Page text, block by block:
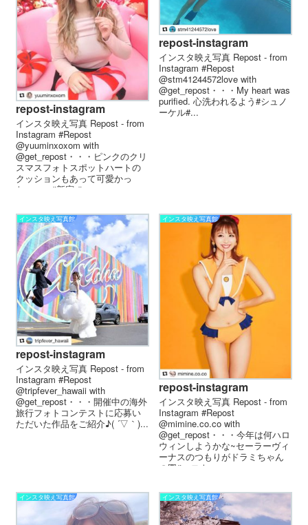
repost-instagram
インスタ映え写真 Repost - from
Instagram #Repost
@yuuminxoxom with
@get_repost・・・ピンクのクリ
スマスフォトスポットハートの
クッションもあって可愛かっ
た・・・#新宿 #...
repost-instagram
インスタ映え写真 Repost - from
Instagram #Repost
@stm41244572love with
@get_repost・・・My heart was
purified. 心洗われるよう#シュノ
ーケル#...
インスタ映え写真館
repost-instagram
インスタ映え写真 Repost - from
Instagram #Repost
@tripfever_hawaii with
@get_repost・・・開催中の海外
旅行フォトコンテストに応募い
ただいた作品をご紹介♪( ´▽｀)...
インスタ映え写真館
repost-instagram
インスタ映え写真 Repost - from
Instagram #Repost
@mimine.co.co with
@get_repost・・・今年は何ハロ
ウィンしようかな~セーラーヴィ
ーナスのつもりがドラミちゃん
の図#ハロウ...
インスタ映え写真館 インスタ映え写真館